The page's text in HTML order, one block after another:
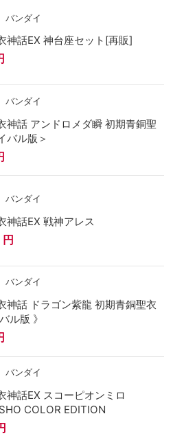
バンダイ
神話EX 神台座セット[再販]
バンダイ
神話 アンドロメダ瞬 初期青銅聖
バル版＞
バンダイ
神話EX 戦神アレス
円
バンダイ
神話 ドラゴン紫龍 初期青銅聖衣
ル版 》
バンダイ
神話EX スコーピオンミロ
COLOR EDITION